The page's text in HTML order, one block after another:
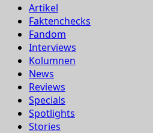
Artikel
Faktenchecks
Fandom
Interviews
Kolumnen
News
Reviews
Specials
Spotlights
Stories